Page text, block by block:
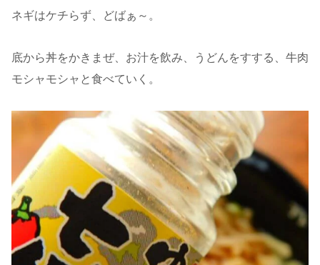
ネギはケチらず、どばぁ～。
底から丼をかきまぜ、お汁を飲み、うどんをすする、牛肉
モシャモシャと食べていく。